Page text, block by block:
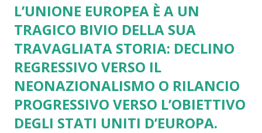
L’UNIONE EUROPEA È A UN
TRAGICO BIVIO DELLA SUA
TRAVAGLIATA STORIA: DECLINO
REGRESSIVO VERSO IL
NEONAZIONALISMO O RILANCIO
PROGRESSIVO VERSO L’OBIETTIVO
DEGLI STATI UNITI D’EUROPA.